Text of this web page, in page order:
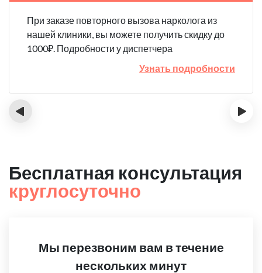
При заказе повторного вызова нарколога из
нашей клиники, вы можете получить скидку до
1000₽. Подробности у диспетчера
Узнать подробности
‹ ›
Бесплатная консультация
круглосуточно
Мы перезвоним вам в течение
нескольких минут